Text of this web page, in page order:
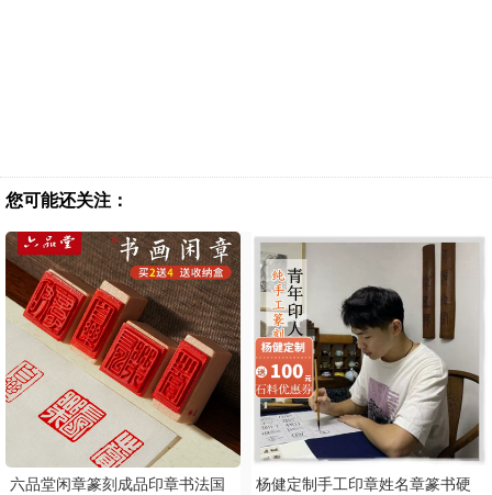
您可能还关注：
六品堂闲章篆刻成品印章书法国
杨健定制手工印章姓名章篆书硬